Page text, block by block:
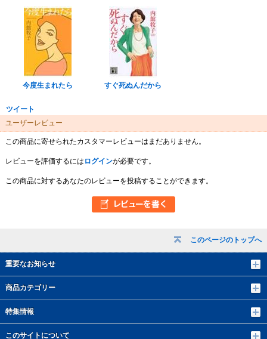
このページのトップへ
重要なお知らせ
商品カテゴリー
特集情報
このサイトについて
今度生まれたら すぐ死ぬんだから
ツイート
ユーザーレビュー
この商品に寄せられたカスタマーレビューはまだありません。
レビューを評価するには ログインが必要です。
この商品に対するあなたのレビューを投稿することができます。